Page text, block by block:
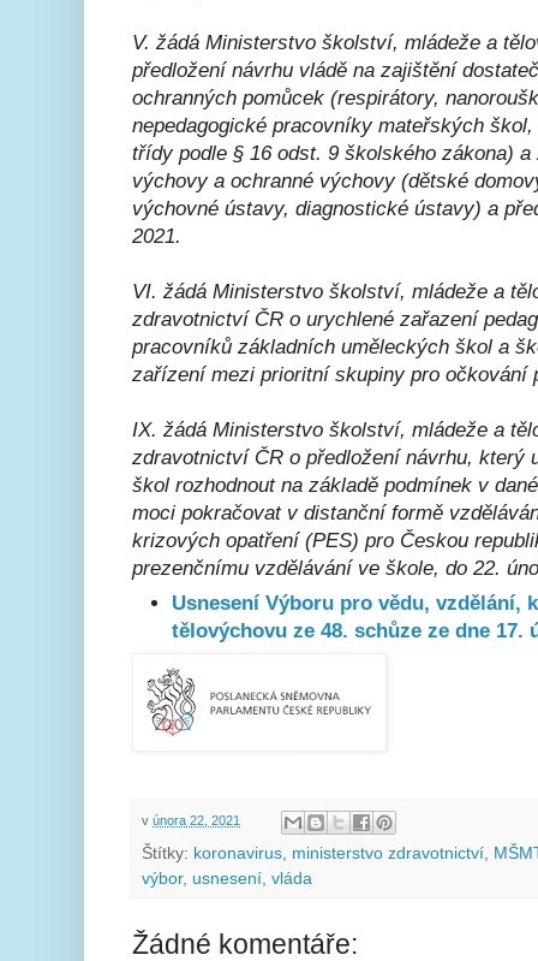
V. žádá Ministerstvo školství, mládeže a
předložení návrhu vládě na zajištění
ochranných pomůcek (respirátory,
nepedagogické pracovníky mateřských
třídy podle § 16 odst. 9 školského zákona)
výchovy a ochranné výchovy (dětské
výchovné ústavy, diagnostické ústavy) a
2021.
VI. žádá Ministerstvo školství, mládeže a
zdravotnictví ČR o urychlené zařazení
pracovníků základních uměleckých škol a
zařízení mezi prioritní skupiny pro očkování
IX. žádá Ministerstvo školství, mládeže a
zdravotnictví ČR o předložení návrhu, který
škol rozhodnout na základě podmínek v
moci pokračovat v distanční formě
krizových opatření (PES) pro Českou
prezenčnímu vzdělávání ve škole, do 22.
Usnesení Výboru pro vědu, vzdělání,
tělovýchovu ze 48. schůze ze dne 17.
v února 22, 2021
Štítky: koronavirus ministerstvo zdravotnictví
výbor, usnesení vláda
Žádné komentáře: